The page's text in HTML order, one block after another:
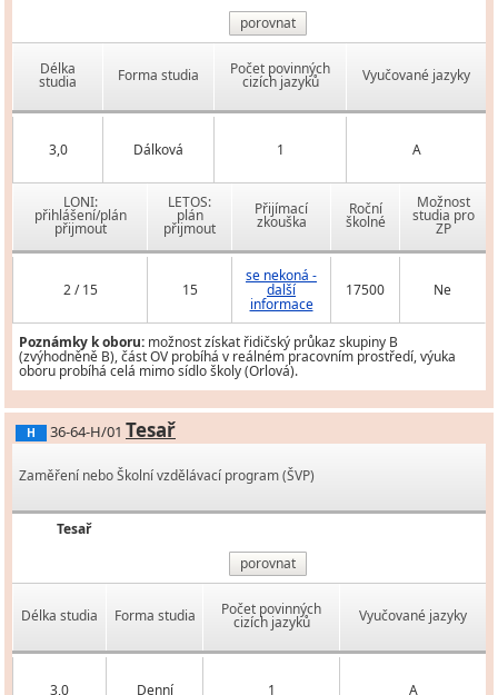
porovnat
Délka
studia Forma studia Počet povinných
cizích jazyků Vyučované jazyky
3,0 Dálková 1 A
LONI:
přihlášení/plán
přijmout
LETOS:
plán
přijmout
Přijímací
zkouška
Roční
školné
Možnost
studia pro
ZP
2 / 15 15
se nekoná -
další
informace
17500 Ne
Poznámky k oboru: možnost získat řidičský průkaz skupiny B
(zvýhodněně B), část OV probíhá v reálném pracovním prostředí, výuka
oboru probíhá celá mimo sídlo školy (Orlová).
H 36-64-H/01 Tesař
Zaměření nebo Školní vzdělávací program (ŠVP)
Tesař
porovnat
Délka studia Forma studia Počet povinných
cizích jazyků Vyučované jazyky
3,0 Denní 1 A